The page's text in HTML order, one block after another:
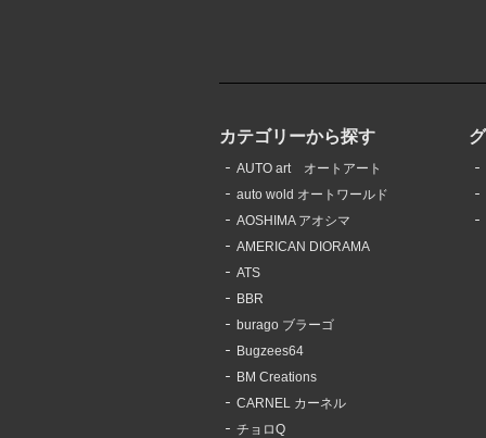
カテゴリーから探す
AUTO art オートアート
auto wold オートワールド
AOSHIMA アオシマ
AMERICAN DIORAMA
ATS
BBR
burago ブラーゴ
Bugzees64
BM Creations
CARNEL カーネル
チョロQ